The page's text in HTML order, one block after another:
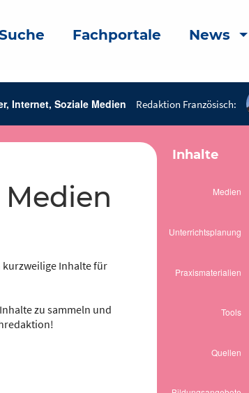
Fachportale News
Internet, Soziale Medien Redaktion Französisch:
Medien
kurzweilige Inhalte für
zu sammeln und
Inhalte